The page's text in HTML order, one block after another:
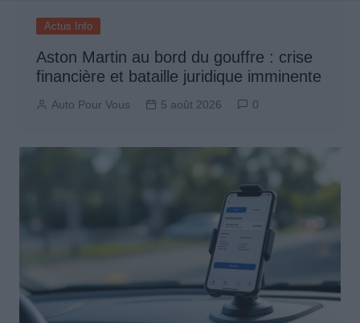
Actus Info
Aston Martin au bord du gouffre : crise
financière et bataille juridique imminente
Auto Pour Vous 5 août 2026 0